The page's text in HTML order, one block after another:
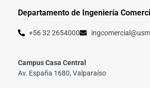
Departamento de Ingeniería
+56 32 2654000
Campus Casa Central
Av. España 1680, Valparaíso